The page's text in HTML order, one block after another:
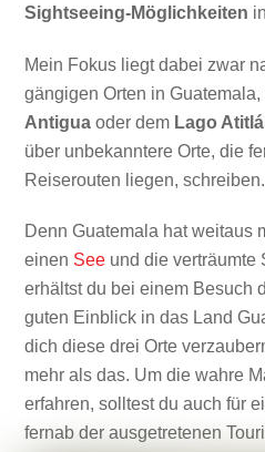
Sightseeing-Möglichkeiten
Mein Fokus liegt dabei zwar
gängigen Orten in
Antigua oder dem Lago
über unbekanntere Orte, die
Reiserouten liegen, schreiben.
Denn Guatemala hat weitaus
einen See und die verträumte
erhältst du bei einem Besuch
guten Einblick in das Land
dich diese drei Orte
mehr als das. Um die wahre
erfahren, solltest du auch für
fernab der ausgetretenen